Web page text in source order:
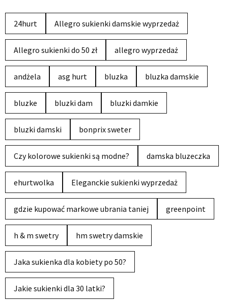
24hurt Allegro sukienki damskie wyprzedaż
Allegro sukienki do 50 zł allegro wyprzedaż
andżela asg hurt bluzka bluzka damskie
bluzke bluzki dam bluzki damkie
bluzki damski bonprix sweter
Czy kolorowe sukienki są modne? damska bluzeczka
ehurtwolka Eleganckie sukienki wyprzedaż
gdzie kupować markowe ubrania taniej greenpoint
h & m swetry hm swetry damskie
Jaka sukienka dla kobiety po 50?
Jakie sukienki dla 30 latki?